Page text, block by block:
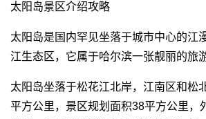
太阳岛景区介绍攻略
太阳岛是国内罕见坐落于城市中心的江
江生态区，它属于哈尔滨一张靓丽的旅
太阳岛坐落于松花江北岸，江南区和松
平方公里，景区规划面积38平方公里，